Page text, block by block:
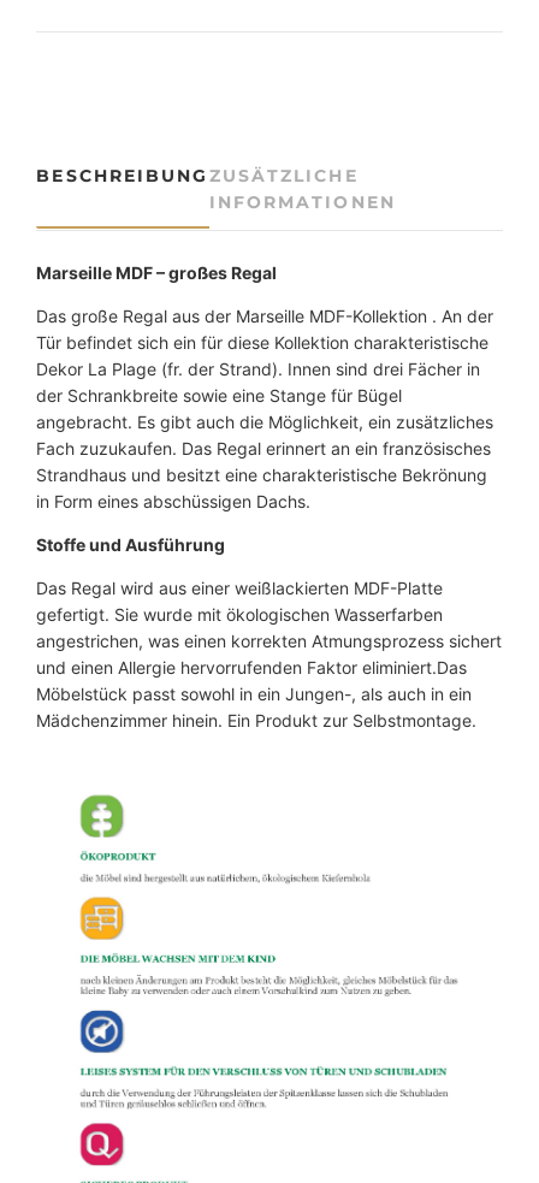
e
r
e
R
e
g
a
l
M
e
n
e
BESCHREIBUNG ZUSÄTZLICHE
INFORMATIONEN
Marseille MDF – großes Regal
Das große Regal aus der Marseille MDF-Kollektion . An der
Tür befindet sich ein für diese Kollektion charakteristische
Dekor La Plage (fr. der Strand). Innen sind drei Fächer in
der Schrankbreite sowie eine Stange für Bügel
angebracht. Es gibt auch die Möglichkeit, ein zusätzliches
Fach zuzukaufen. Das Regal erinnert an ein französisches
Strandhaus und besitzt eine charakteristische Bekrönung
in Form eines abschüssigen Dachs.
Stoffe und Ausführung
Das Regal wird aus einer weißlackierten MDF-Platte
gefertigt. Sie wurde mit ökologischen Wasserfarben
angestrichen, was einen korrekten Atmungsprozess sichert
und einen Allergie hervorrufenden Faktor eliminiert.Das
Möbelstück passt sowohl in ein Jungen-, als auch in ein
Mädchenzimmer hinein. Ein Produkt zur Selbstmontage.